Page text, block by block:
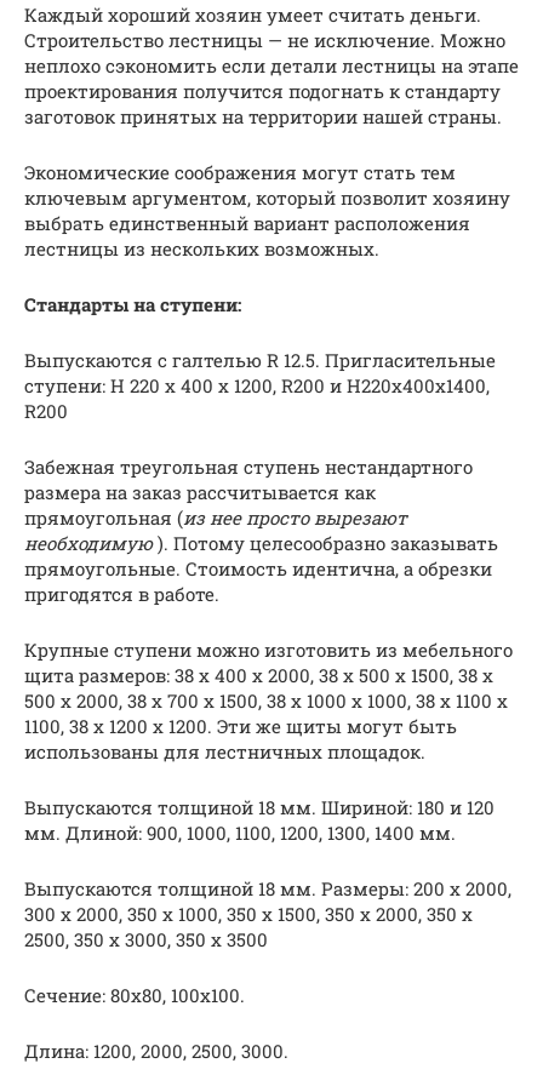
Каждый хороший хозяин умеет считать деньги.
Строительство лестницы — не исключение. Можно
неплохо сэкономить если детали лестницы на этапе
проектирования получится подогнать к стандарту
заготовок принятых на территории нашей страны.
Экономические соображения могут стать тем
ключевым аргументом, который позволит хозяину
выбрать единственный вариант расположения
лестницы из нескольких возможных.
Стандарты на ступени:
Выпускаются с галтелью R 12.5. Пригласительные
ступени: H 220 x 400 x 1200, R200 и H220x400x1400,
R200
Забежная треугольная ступень нестандартного
размера на заказ рассчитывается как
прямоугольная (из нее просто вырезают
необходимую). Потому целесообразно заказывать
прямоугольные. Стоимость идентична, а обрезки
пригодятся в работе.
Крупные ступени можно изготовить из мебельного
щита размеров: 38 х 400 х 2000, 38 х 500 х 1500, 38 х
500 х 2000, 38 х 700 х 1500, 38 х 1000 х 1000, 38 х 1100 х
1100, 38 х 1200 х 1200. Эти же щиты могут быть
использованы для лестничных площадок.
Выпускаются толщиной 18 мм. Шириной: 180 и 120
мм. Длиной: 900, 1000, 1100, 1200, 1300, 1400 мм.
Выпускаются толщиной 18 мм. Размеры: 200 х 2000,
300 х 2000, 350 х 1000, 350 х 1500, 350 х 2000, 350 х
2500, 350 х 3000, 350 х 3500
Сечение: 80х80, 100х100.
Длина: 1200, 2000, 2500, 3000.